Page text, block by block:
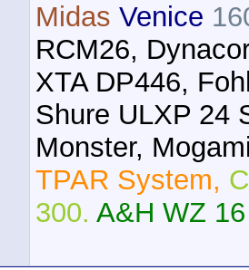
Midas Venice
RCM26,
XTA DP446,
Shure ULXP 24
Monster,
TPAR System,
300. A&H WZ